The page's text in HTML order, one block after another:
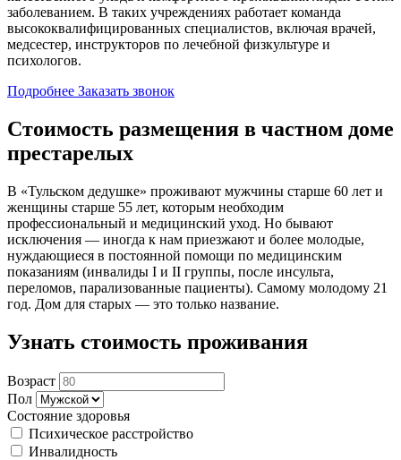
заболеванием. В таких учреждениях работает команда
высококвалифицированных специалистов, включая врачей,
медсестер, инструкторов по лечебной физкультуре и
психологов.
Подробнее Заказать звонок
Стоимость размещения в частном доме
престарелых
В «Тульском дедушке» проживают мужчины старше 60 лет и
женщины старше 55 лет, которым необходим
профессиональный и медицинский уход. Но бывают
исключения — иногда к нам приезжают и более молодые,
нуждающиеся в постоянной помощи по медицинским
показаниям (инвалиды I и II группы, после инсульта,
переломов, парализованные пациенты). Самому молодому 21
год. Дом для старых — это только название.
Узнать стоимость проживания
Возраст
Пол
Состояние здоровья
Психическое расстройство
Инвалидность